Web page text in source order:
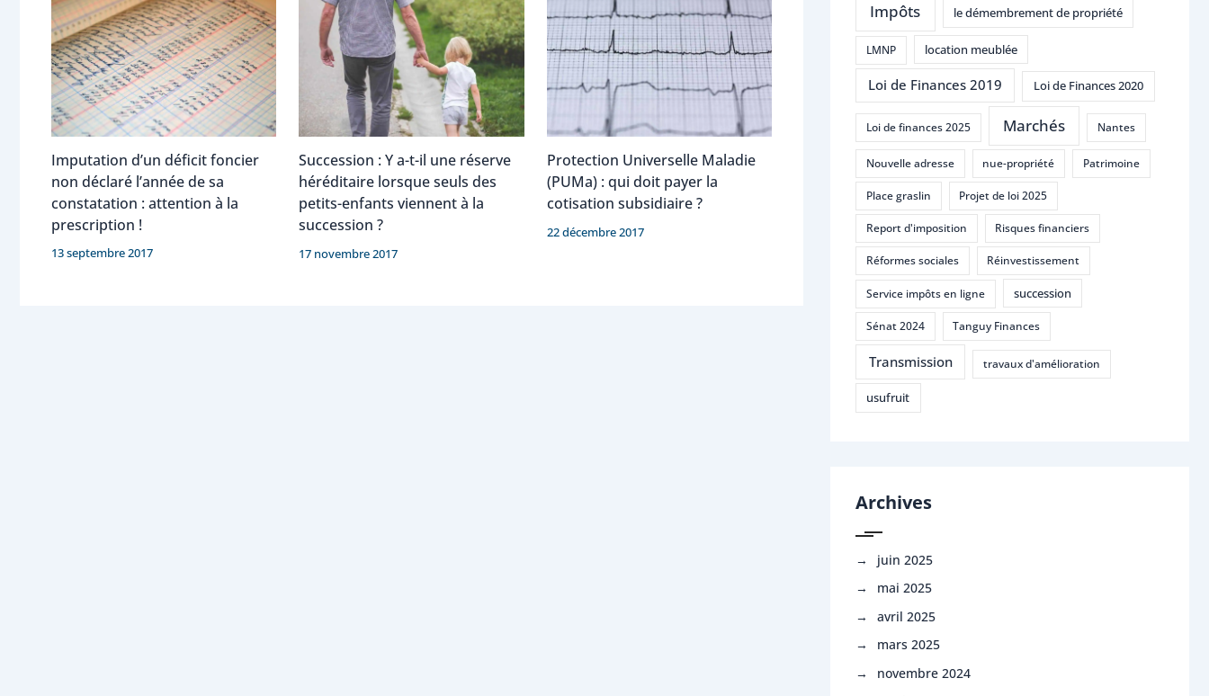
Imputation d’un déficit foncier
non déclaré l’année de sa
constatation : attention à la
prescription !
13 septembre 2017
Succession : Y a-t-il une réserve
héréditaire lorsque seuls des
petits-enfants viennent à la
succession ?
17 novembre 2017
Protection Universelle Maladie
(PUMa) : qui doit payer la
cotisation subsidiaire ?
22 décembre 2017
Impôts le démembrement de propriété
LMNP location meublée
Loi de Finances 2019 Loi de Finances 2020
Loi de finances 2025 Marchés Nantes
Nouvelle adresse nue-propriété Patrimoine
Place graslin Projet de loi 2025
Report d'imposition Risques financiers
Réformes sociales Réinvestissement
Service impôts en ligne succession
Sénat 2024 Tanguy Finances
Transmission travaux d'amélioration
usufruit
Archives
juin 2025
mai 2025
avril 2025
mars 2025
novembre 2024